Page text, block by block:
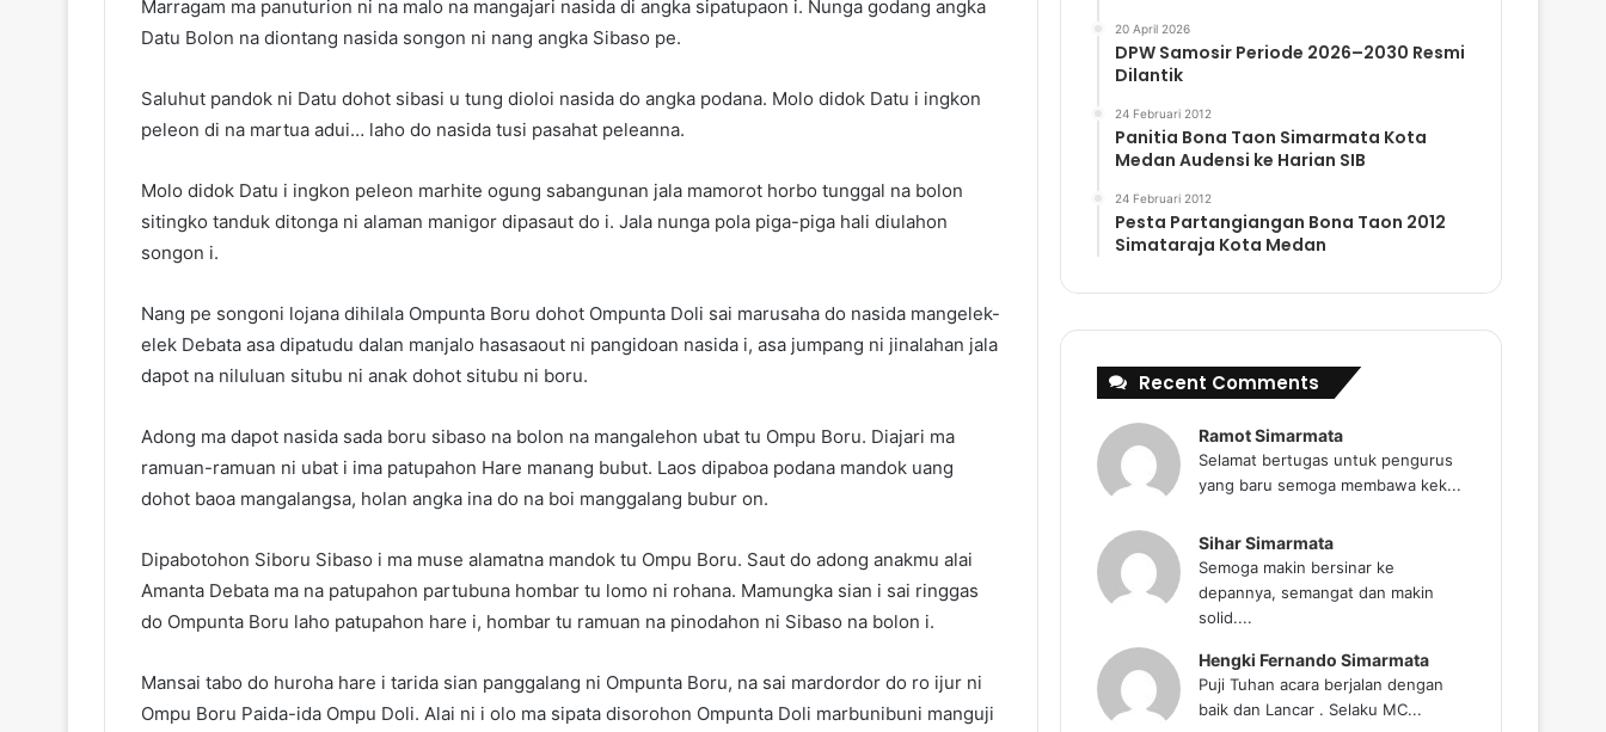
Marragam ma panuturion ni na malo na mangajari nasida di angka sipatupaon i. Nunga godang angka
Datu Bolon na diontang nasida songon ni nang angka Sibaso pe.
Saluhut pandok ni Datu dohot sibasi u tung dioloi nasida do angka podana. Molo didok Datu i ingkon
peleon di na martua adui… laho do nasida tusi pasahat peleanna.
Molo didok Datu i ingkon peleon marhite ogung sabangunan jala mamorot horbo tunggal na bolon
sitingko tanduk ditonga ni alaman manigor dipasaut do i. Jala nunga pola piga-piga hali diulahon
songon i.
Nang pe songoni lojana dihilala Ompunta Boru dohot Ompunta Doli sai marusaha do nasida mangelek-
elek Debata asa dipatudu dalan manjalo hasasaout ni pangidoan nasida i, asa jumpang ni jinalahan jala
dapot na niluluan situbu ni anak dohot situbu ni boru.
Adong ma dapot nasida sada boru sibaso na bolon na mangalehon ubat tu Ompu Boru. Diajari ma
ramuan-ramuan ni ubat i ima patupahon Hare manang bubut. Laos dipaboa podana mandok uang
dohot baoa mangalangsa, holan angka ina do na boi manggalang bubur on.
Dipabotohon Siboru Sibaso i ma muse alamatna mandok tu Ompu Boru. Saut do adong anakmu alai
Amanta Debata ma na patupahon partubuna hombar tu lomo ni rohana. Mamungka sian i sai ringgas
do Ompunta Boru laho patupahon hare i, hombar tu ramuan na pinodahon ni Sibaso na bolon i.
Mansai tabo do huroha hare i tarida sian panggalang ni Ompunta Boru, na sai mardordor do ro ijur ni
Ompu Boru Paida-ida Ompu Doli. Alai ni i olo ma sipata disorohon Ompunta Doli marbunibuni manguji
20 April 2026
DPW Samosir Periode 2026–2030 Resmi
Dilantik
24 Februari 2012
Panitia Bona Taon Simarmata Kota
Medan Audensi ke Harian SIB
24 Februari 2012
Pesta Partangiangan Bona Taon 2012
Simataraja Kota Medan
Recent Comments
Ramot Simarmata
Selamat bertugas untuk pengurus
yang baru semoga membawa kek...
Sihar Simarmata
Semoga makin bersinar ke
depannya, semangat dan makin
solid....
Hengki Fernando Simarmata
Puji Tuhan acara berjalan dengan
baik dan Lancar . Selaku MC...